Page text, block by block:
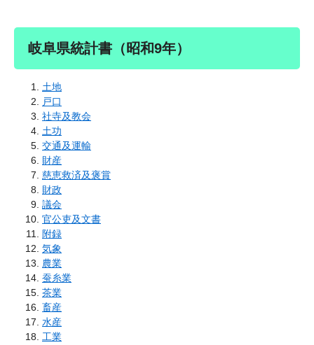
岐阜県統計書（昭和9年）
土地
戸口
社寺及教会
土功
交通及運輸
財産
慈恵救済及褒賞
財政
議会
官公吏及文書
附録
気象
農業
蚕糸業
茶業
畜産
水産
工業